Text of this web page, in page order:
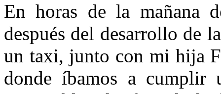
En horas de la mañana
después del desarrollo de
un taxi, junto con mi hija
donde íbamos a cumplir